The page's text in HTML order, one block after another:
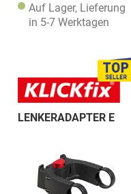
Auf Lager, Lieferung
in 5-7 Werktagen
LENKERADAPTER E